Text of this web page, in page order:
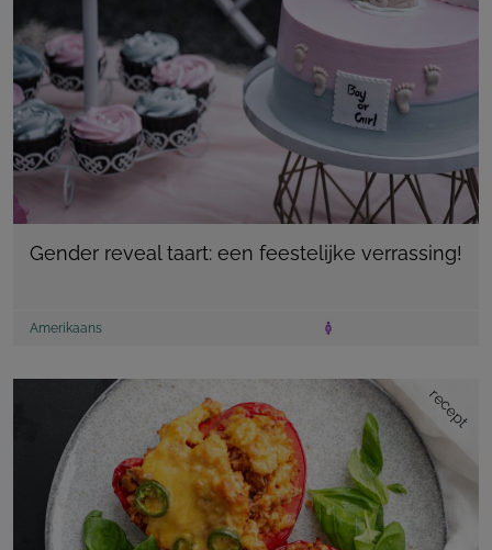
Gender reveal taart: een feestelijke verrassing!
Amerikaans
recept